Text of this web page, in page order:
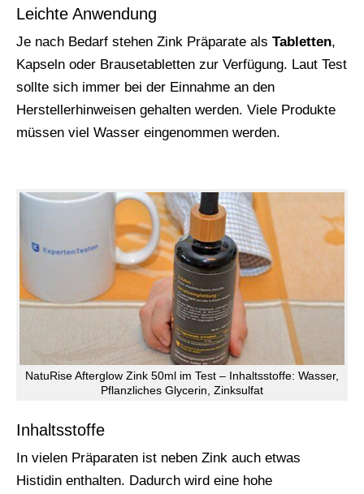
Leichte Anwendung
Je nach Bedarf stehen Zink Präparate als Tabletten,
Kapseln oder Brausetabletten zur Verfügung. Laut Test
sollte sich immer bei der Einnahme an den
Herstellerhinweisen gehalten werden. Viele Produkte
müssen viel Wasser eingenommen werden.
NatuRise Afterglow Zink 50ml im Test – Inhaltsstoffe: Wasser,
Pflanzliches Glycerin, Zinksulfat
Inhaltsstoffe
In vielen Präparaten ist neben Zink auch etwas
Histidin enthalten. Dadurch wird eine hohe